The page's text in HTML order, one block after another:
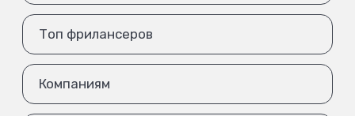
Топ фрилансеров
Компаниям